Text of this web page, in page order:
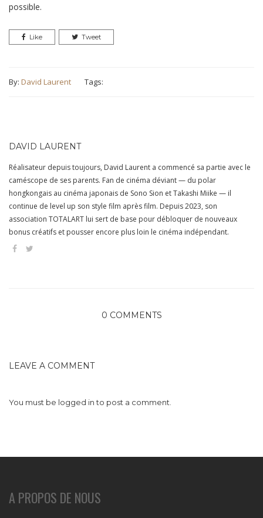
possible.
Like Tweet
By: David Laurent Tags:
DAVID LAURENT
Réalisateur depuis toujours, David Laurent a commencé sa partie avec le
caméscope de ses parents. Fan de cinéma déviant — du polar
hongkongais au cinéma japonais de Sono Sion et Takashi Miike — il
continue de level up son style film après film. Depuis 2023, son
association TOTALART lui sert de base pour débloquer de nouveaux
bonus créatifs et pousser encore plus loin le cinéma indépendant.
0 COMMENTS
LEAVE A COMMENT
You must be logged into post a comment.
A PROPOS DE NOUS